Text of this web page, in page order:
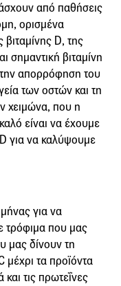
από παθήσεις
ορισμένα
βιταμίνης D, της
σημαντική βιταμίνη
απορρόφηση του
των οστών και τη
χειμώνα, που η
είναι να έχουμε
για να καλύψουμε
για να
τρόφιμα που μας
μας δίνουν τη
μέχρι τα προϊόντα
τις πρωτεΐνες